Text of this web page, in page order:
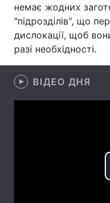
Зброя
Здоров'я
немає жодних
"підрозділів", що
дислокації, щоб
разі необхідності.
ВІДЕО ДНЯ